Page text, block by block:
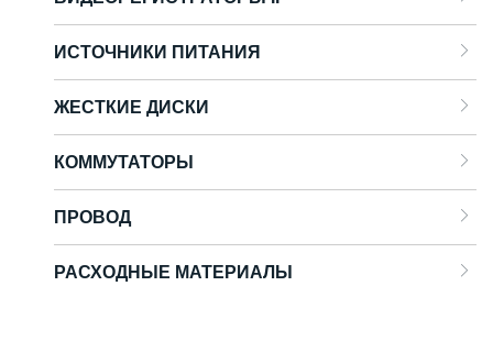
ИСТОЧНИКИ ПИТАНИЯ
ЖЕСТКИЕ ДИСКИ
КОММУТАТОРЫ
ПРОВОД
РАСХОДНЫЕ МАТЕРИАЛЫ